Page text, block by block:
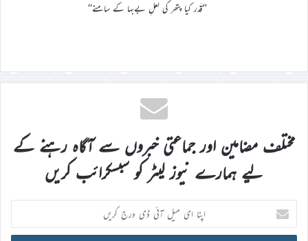
’’قَدْر کیا پتھر کی لعلِ بےبہا کے سامنے‘‘
مختلف مضامین اور جماعتی خبروں سے آگاہ رہنے کے
لیے ہمارے نیوز لیٹر کو سبسکرائب کریں
اپنا
ای
میل